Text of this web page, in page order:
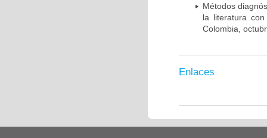
Métodos
la literatura
Colombia,
Enlaces